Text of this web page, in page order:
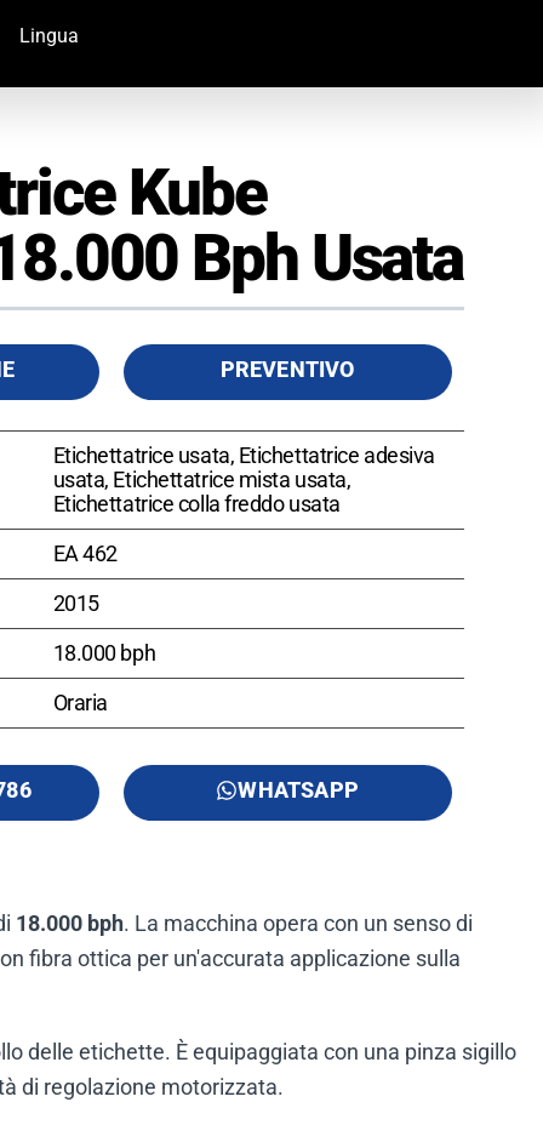
Lingua
Kube
Bph Usata
PREVENTIVO
Etichettatrice usata, Etichettatrice adesiva
usata, Etichettatrice mista usata,
Etichettatrice colla freddo usata
EA 462
2015
18.000 bph
Oraria
WHATSAPP
18.000 bph. La macchina opera con un senso di
fibra ottica per un'accurata applicazione sulla
delle etichette. È equipaggiata con una pinza sigillo
di regolazione motorizzata.